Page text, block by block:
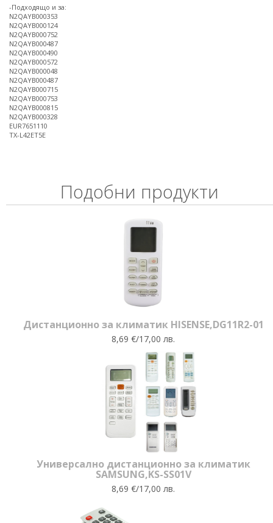
-Подходящо и за:
N2QAYB000353
N2QAYB000124
N2QAYB000752
N2QAYB000487
N2QAYB000490
N2QAYB000572
N2QAYB000048
N2QAYB000487
N2QAYB000715
N2QAYB000753
N2QAYB000815
N2QAYB000328
EUR7651110
TX-L42ET5E
Подобни продукти
Дистанционно за климатик HISENSE,DG11R2-01
8,69 €/17,00 лв.
Универсално дистанционно за климатик
SAMSUNG,KS-SS01V
8,69 €/17,00 лв.